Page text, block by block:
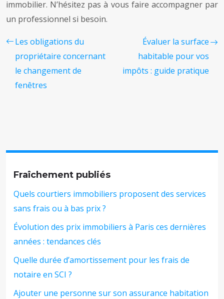
immobilier. N’hésitez pas à vous faire accompagner par
un professionnel si besoin.
Les obligations du
propriétaire concernant
le changement de
fenêtres
Évaluer la surface
habitable pour vos
impôts : guide pratique
Fraîchement publiés
Quels courtiers immobiliers proposent des services
sans frais ou à bas prix ?
Évolution des prix immobiliers à Paris ces dernières
années : tendances clés
Quelle durée d’amortissement pour les frais de
notaire en SCI ?
Ajouter une personne sur son assurance habitation